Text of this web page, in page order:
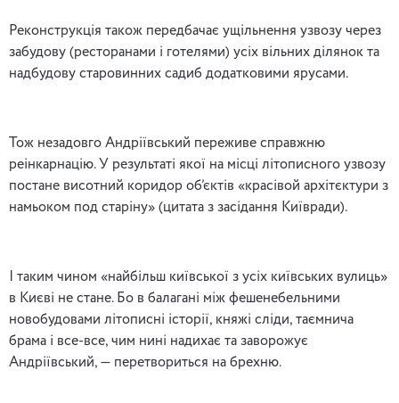
Реконструкція також передбачає ущільнення узвозу через
забудову (ресторанами і готелями) усіх вільних ділянок та
надбудову старовинних садиб додатковими ярусами.
Тож незадовго Андріївський переживе справжню
реінкарнацію. У результаті якої на місці літописного узвозу
постане висотний коридор об’єктів «красівой архітєктури з
намьоком под старіну» (цитата з засідання Київради).
І таким чином «найбільш київської з усіх київських вулиць»
в Києві не стане. Бо в балагані між фешенебельними
новобудовами літописні історії, княжі сліди, таємнича
брама і все-все, чим нині надихає та заворожує
Андріївський, — перетвориться на брехню.